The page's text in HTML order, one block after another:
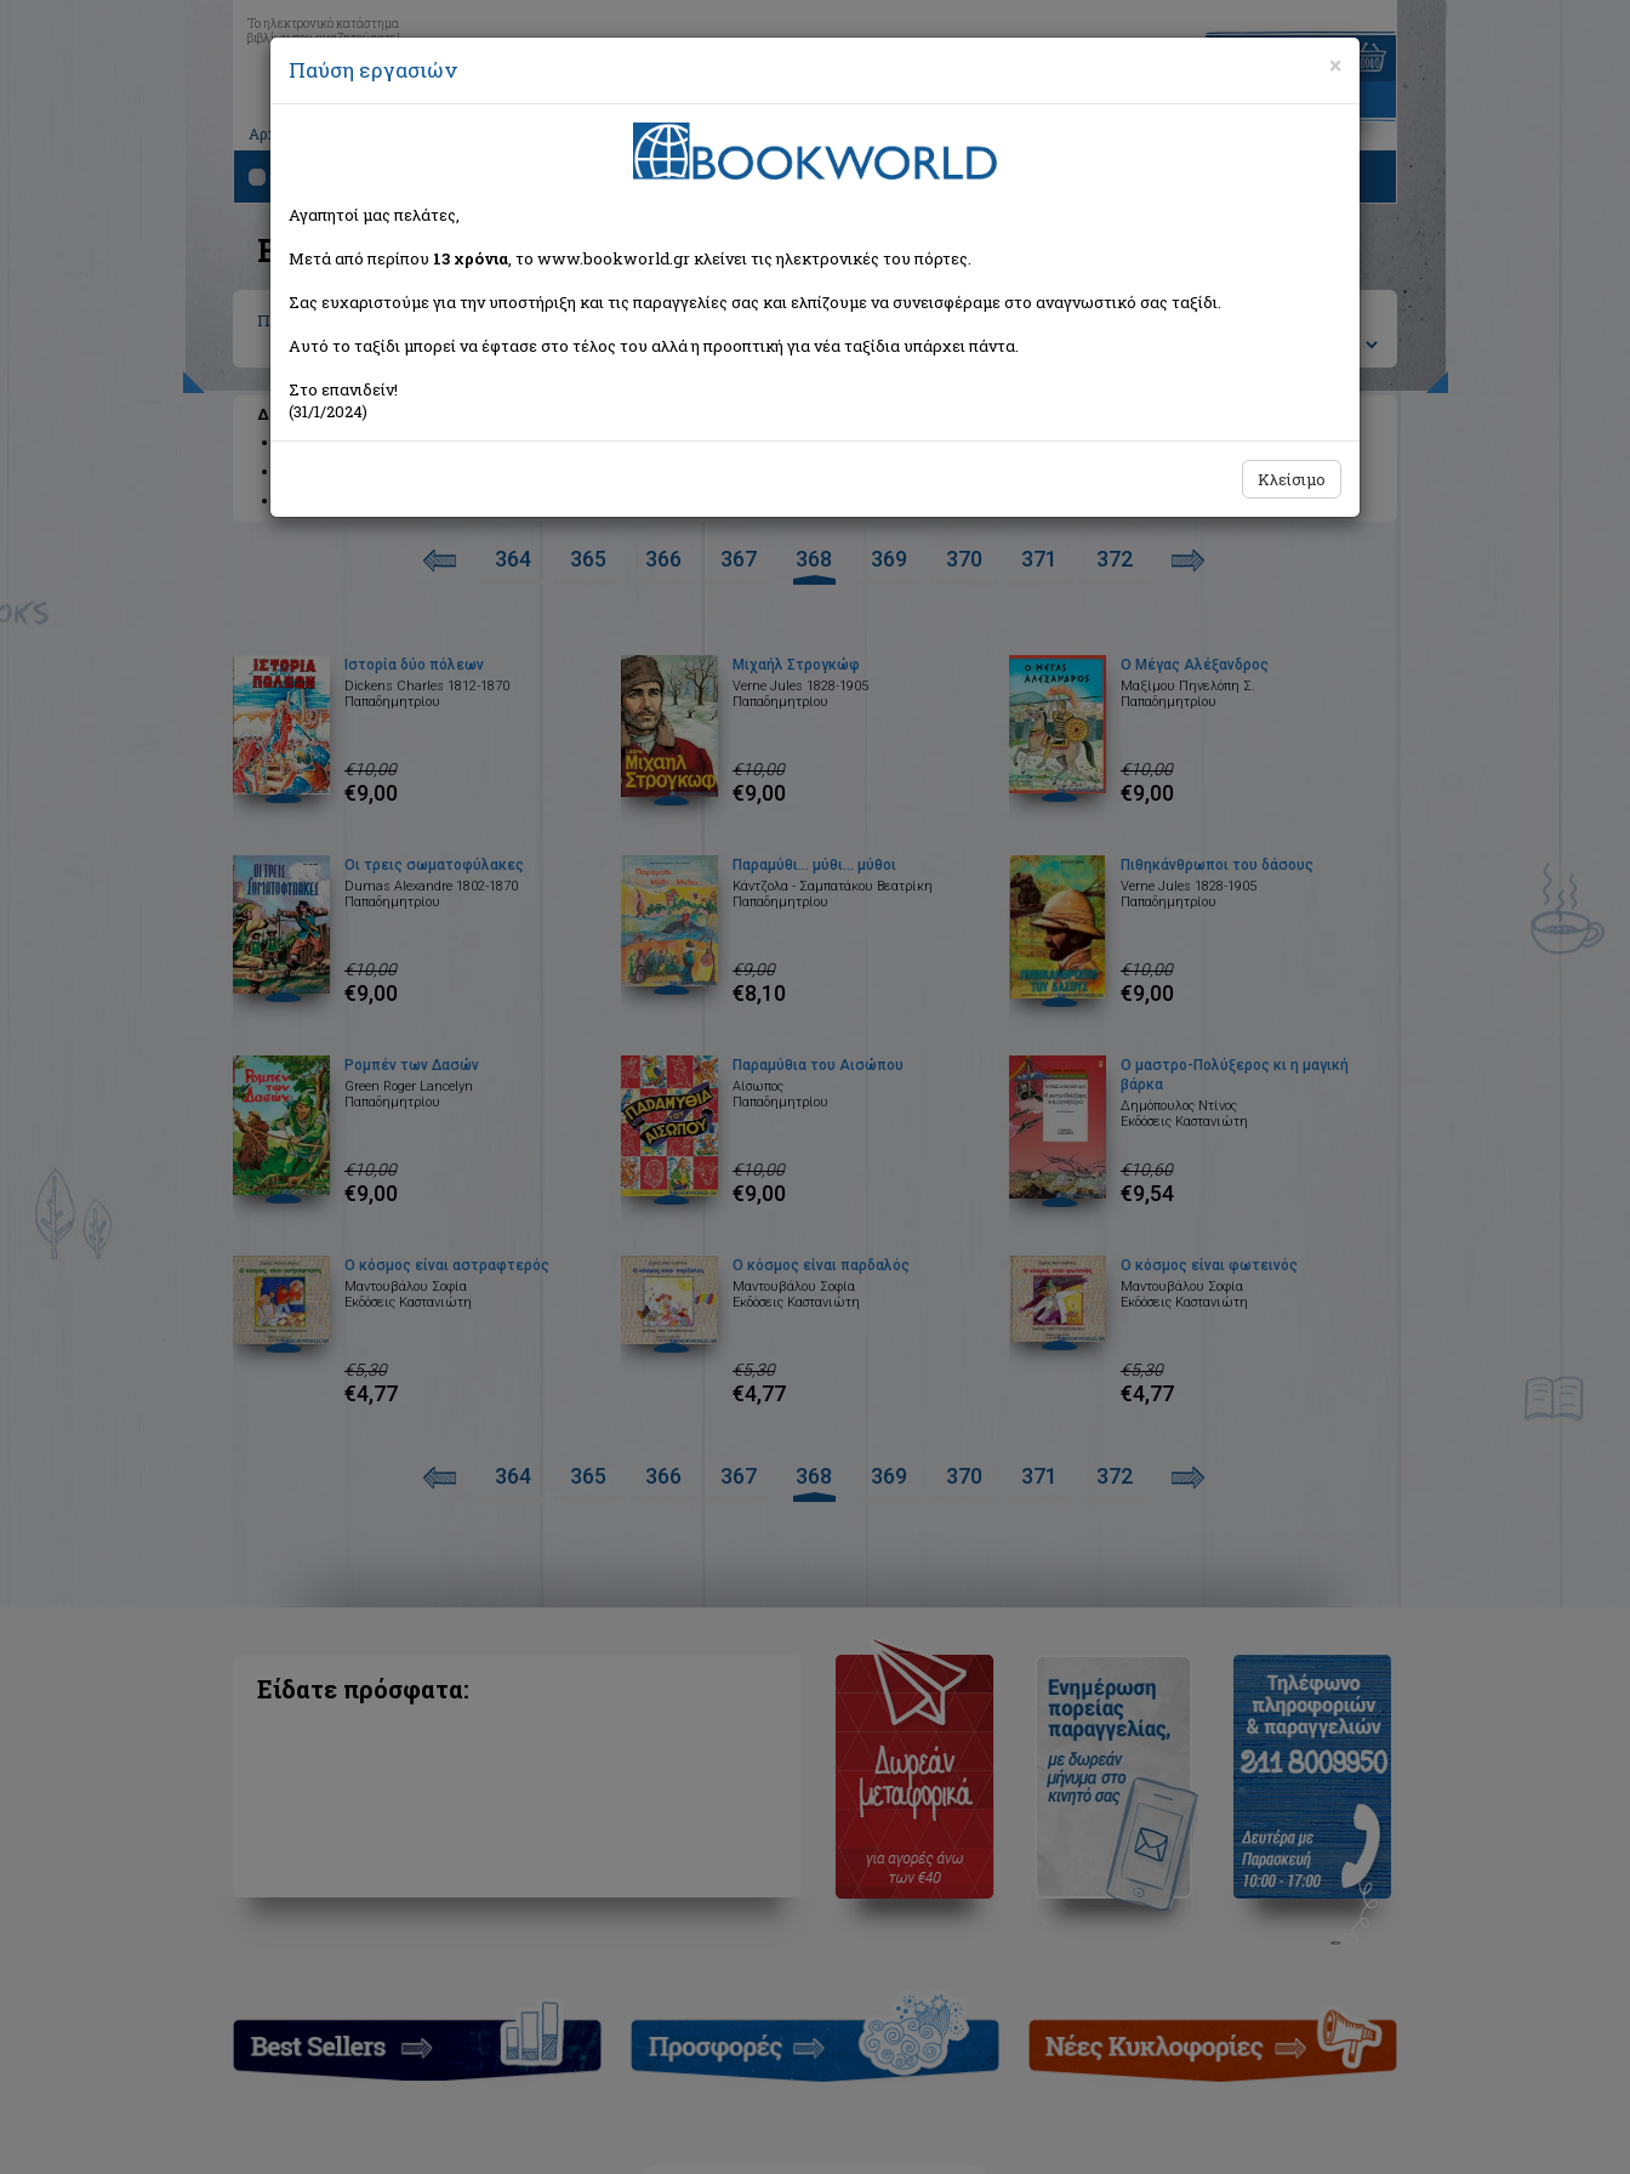
Το ηλεκτρονικό κατάστημα
βιβλίων που αναζητούσατε!
Αρχική
είναι άδειο
Βιβλία στην κατηγορία
Παιδικά - Εφηβικά Ταξινόμηση ανά:
Διαθέσιμες υποκατηγορίες
Παραμύθια
Προσχολικής Ηλικίας Παιδική και Εφηβική Λογοτεχνία Εορταστικά - Επετειακά Δραστηριότητες - Χειροτεχνίες
Ημερολόγια - Λευκώματα
Παιδική Λογοτεχνία Θεωρία και Δοκίμια
364 365 366 367 368 369 370 371 372
Ιστορία δύο πόλεων
Dickens Charles 1812-1870
Παπαδημητρίου
€10,00
€9,00
Μιχαήλ Στρογκώφ
Verne Jules 1828-1905
Παπαδημητρίου
€10,00
€9,00
Ο Μέγας Αλέξανδρος
Μαξίμου Πηνελόπη Σ.
Παπαδημητρίου
€10,00
€9,00
Οι τρεις σωματοφύλακες
Dumas Alexandre 1802-1870
Παπαδημητρίου
€10,00
€9,00
Παραμύθι... μύθι... μύθοι
Κάντζολα - Σαμπατάκου Βεατρίκη
Παπαδημητρίου
€9,00
€8,10
Πιθηκάνθρωποι του δάσους
Verne Jules 1828-1905
Παπαδημητρίου
€10,00
€9,00
Ρομπέν των Δασών
Green Roger Lancelyn
Παπαδημητρίου
€10,00
€9,00
Παραμύθια του Αισώπου
Αίσωπος
Παπαδημητρίου
€10,00
€9,00
Ο μαστρο-Πολύξερος κι η μαγική
βάρκα
Δημόπουλος Ντίνος
Εκδόσεις Καστανιώτη
€10,60
€9,54
Ο κόσμος είναι αστραφτερός
Μαντουβάλου Σοφία
Εκδόσεις Καστανιώτη
€5,30
€4,77
Ο κόσμος είναι παρδαλός
Μαντουβάλου Σοφία
Εκδόσεις Καστανιώτη
€5,30
€4,77
Ο κόσμος είναι φωτεινός
Μαντουβάλου Σοφία
Εκδόσεις Καστανιώτη
€5,30
€4,77
364 365 366 367 368 369 370 371 372
Είδατε πρόσφατα:
×
Παύση εργασιών
Αγαπητοί μας πελάτες,
Μετά από περίπου 13 χρόνια, το www.bookworld.gr κλείνει τις ηλεκτρονικές του πόρτες.
Σας ευχαριστούμε για την υποστήριξη και τις παραγγελίες σας και ελπίζουμε να συνεισφέραμε στο αναγνωστικό σας ταξίδι.
Αυτό το ταξίδι μπορεί να έφτασε στο τέλος του αλλά η προοπτική για νέα ταξίδια υπάρχει πάντα.
Στο επανιδείν!
(31/1/2024)
Κλείσιμο